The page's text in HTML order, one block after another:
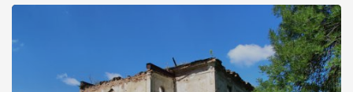
Наддністрянське відрізняється від більшості навколишніх
сіл. У селі є мурована Михайлівська церква. Точної дати […]